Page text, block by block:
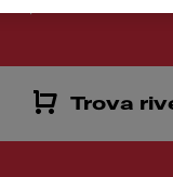
prodotto? Clicca e
Trova